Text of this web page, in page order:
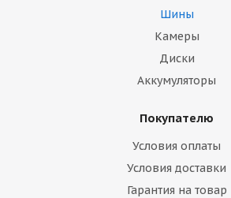
Шины
Камеры
Диски
Аккумуляторы
Покупателю
Условия оплаты
Условия доставки
Гарантия на товар